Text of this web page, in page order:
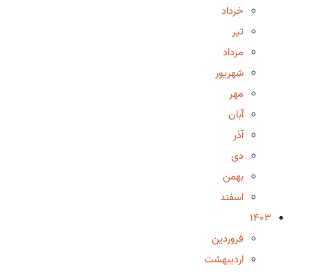
خرداد
تیر
مرداد
شهریور
مهر
آبان
آذر
دی
بهمن
اسفند
1403
فروردین
اردیبهشت